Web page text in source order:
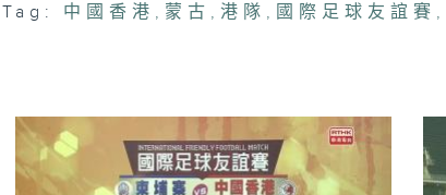
Tag:
中國香港 , 蒙古 ,港隊 , 國際足球友誼賽 ,